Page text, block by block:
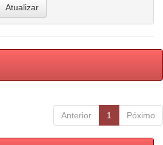
Anterior 1 Póximo